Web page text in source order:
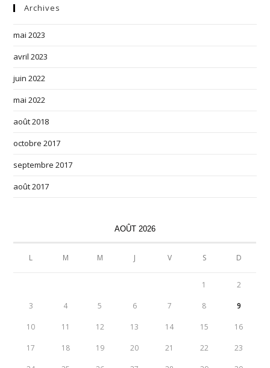
Archives
mai 2023
avril 2023
juin 2022
mai 2022
août 2018
octobre 2017
septembre 2017
août 2017
AOÛT 2026
L M M J V S D
1 2
3 4 5 6 7 8 9
10 11 12 13 14 15 16
17 18 19 20 21 22 23